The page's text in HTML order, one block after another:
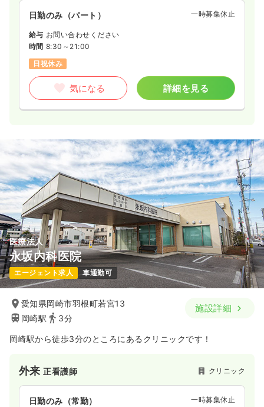
日勤のみ（パート） 一時募集休止
給与 お問い合わせください
時間 8:30～21:00
日祝休み
気になる 詳細を見る
医療法人
永坂内科医院
エージェント求人 車通勤可
愛知県岡崎市羽根町若宮13
岡崎駅
3分
施設詳細
岡崎駅から徒歩3分のところにあるクリニックです！
外来正看護師 クリニック
日勤のみ（常勤） 一時募集休止